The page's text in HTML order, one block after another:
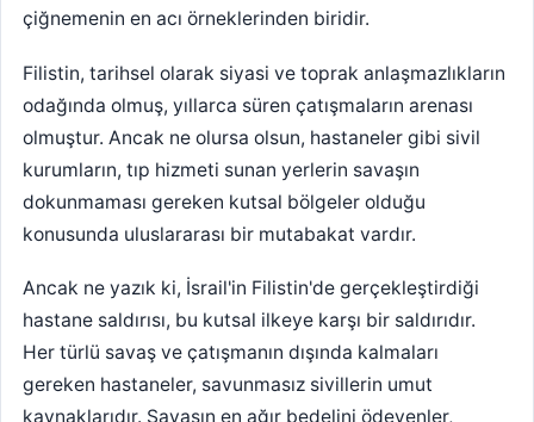
çiğnemenin en acı örneklerinden biridir.
Filistin, tarihsel olarak siyasi ve toprak anlaşmazlıkların
odağında olmuş, yıllarca süren çatışmaların arenası
olmuştur. Ancak ne olursa olsun, hastaneler gibi sivil
kurumların, tıp hizmeti sunan yerlerin savaşın
dokunmaması gereken kutsal bölgeler olduğu
konusunda uluslararası bir mutabakat vardır.
Ancak ne yazık ki, İsrail'in Filistin'de gerçekleştirdiği
hastane saldırısı, bu kutsal ilkeye karşı bir saldırıdır.
Her türlü savaş ve çatışmanın dışında kalmaları
gereken hastaneler, savunmasız sivillerin umut
kaynaklarıdır. Savaşın en ağır bedelini ödeyenler,